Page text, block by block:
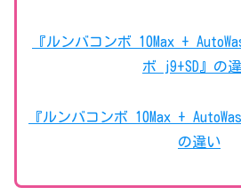
『ルンバコンボ 10Max +
ボ j9+SD』の
『ルンバコンボ 10Max +
の違い